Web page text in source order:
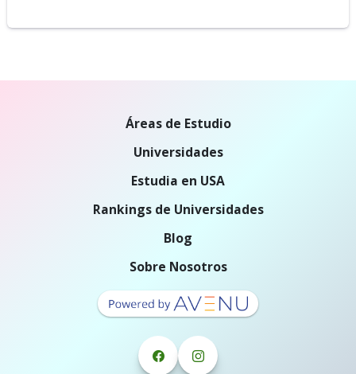
Áreas de Estudio
Universidades
Estudia en USA
Rankings de Universidades
Blog
Sobre Nosotros